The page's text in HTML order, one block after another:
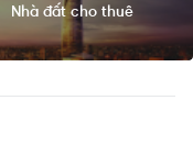
Nhà đất cho thuê